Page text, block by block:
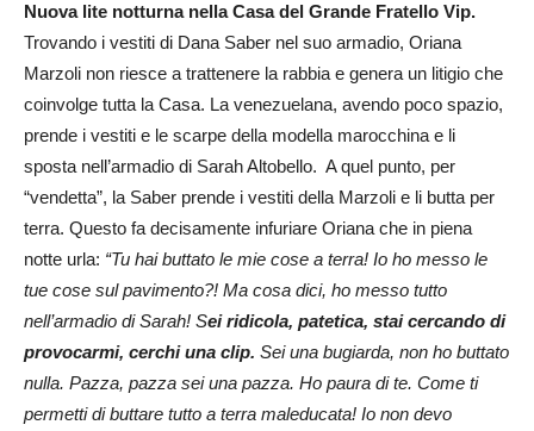
Nuova lite notturna nella Casa del Grande Fratello Vip.
Trovando i vestiti di Dana Saber nel suo armadio, Oriana
Marzoli non riesce a trattenere la rabbia e genera un litigio che
coinvolge tutta la Casa. La venezuelana, avendo poco spazio,
prende i vestiti e le scarpe della modella marocchina e li
sposta nell’armadio di Sarah Altobello. A quel punto, per
“vendetta”, la Saber prende i vestiti della Marzoli e li butta per
terra. Questo fa decisamente infuriare Oriana che in piena
notte urla: “Tu hai buttato le mie cose a terra! Io ho messo le
tue cose sul pavimento?! Ma cosa dici, ho messo tutto
nell’armadio di Sarah! Sei ridicola, patetica, stai cercando di
provocarmi, cerchi una clip. Sei una bugiarda, non ho buttato
nulla. Pazza, pazza sei una pazza. Ho paura di te. Come ti
permetti di buttare tutto a terra maleducata! Io non devo